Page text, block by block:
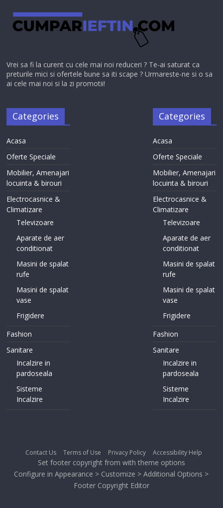
Vrei sa fi la curent cu cele mai noi reduceri ? Te-ai saturat ca
preturile mici si ofertele bune sa iti scape ? Urmareste-ne si o sa
ai cele mai noi si la zi promotii!
Categories
Acasa
Oferte Speciale
Mobilier, Amenajari
locuinta & birouri
Electrocasnice &
Climatizare
Televizoare
Aparate de aer
conditionat
Masini de spalat
rufe
Masini de spalat
vase
Frigidere
Fashion
Sanitare
Incalzire in
pardoseala
Sisteme
Incalzire
Categories
Acasa
Oferte Speciale
Mobilier, Amenajari
locuinta & birouri
Electrocasnice &
Climatizare
Televizoare
Aparate de aer
conditionat
Masini de spalat
rufe
Masini de spalat
vase
Frigidere
Fashion
Sanitare
Incalzire in
pardoseala
Sisteme
Incalzire
Contact Us Terms of Use Privacy Policy Accessibility Help
Set footer copyright from with theme options
Configure in Appearance > Customize > Additional Options >
Footer Copyright Editor